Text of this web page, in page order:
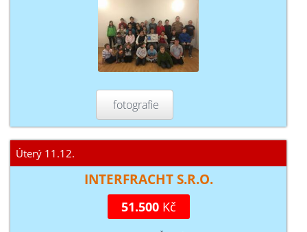
fotografie
Úterý 11.12.
INTERFRACHT S.R.O.
51.500Kč